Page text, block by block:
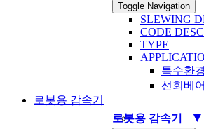
Toggle Navigation
SLEWING
CODE
TYPE
특수환
선회베
로봇용 감속기
로봇용 감속기
▼